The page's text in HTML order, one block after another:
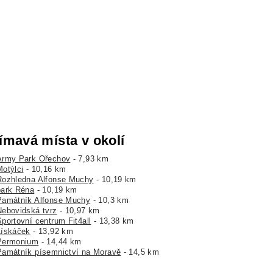
místa v okolí
Park Ořechov - 7,93 km
- 10,16 km
Alfonse Muchy - 10,19 km
Réna- 10,19 km
Alfonse Muchy - 10,3 km
tvrz - 10,97 km
centrum Fit4all
- 13,38 km
- 13,92 km
- 14,44 km
písemnictví na Moravě - 14,5 km